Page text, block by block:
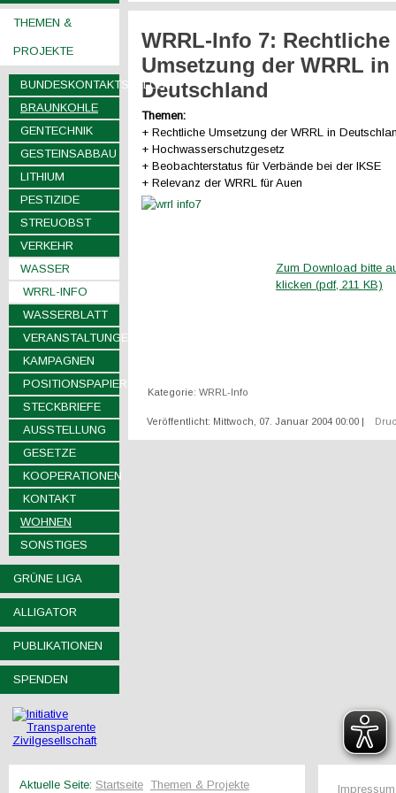
THEMEN &
PROJEKTE
BUNDESKONTAKTSTELLEN
BRAUNKOHLE
GENTECHNIK
GESTEINSABBAU
LITHIUM
PESTIZIDE
STREUOBST
VERKEHR
WASSER
WRRL-INFO
WASSERBLATT
VERANSTALTUNGEN
KAMPAGNEN
POSITIONSPAPIERE
STECKBRIEFE
AUSSTELLUNG
GESETZE
KOOPERATIONEN
KONTAKT
WOHNEN
SONSTIGES
GRÜNE LIGA
ALLIGATOR
PUBLIKATIONEN
SPENDEN
WRRL-Info 7: Rechtliche
Umsetzung der WRRL in
Deutschland
Themen:
+ Rechtliche Umsetzung der WRRL in
+ Hochwasserschutzgesetz
+ Beobachterstatus für Verbände bei der IKSE
+ Relevanz der WRRL für Auen
Zum Download bitte
klicken (pdf, 211 KB)
Kategorie: WRRL-Info
Veröffentlicht: Mittwoch, 07. Januar 2004 00:00 |
Aktuelle Seite: Startseite Themen & Projekte Impressum